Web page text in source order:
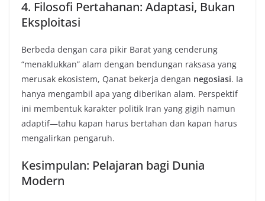
4. Filosofi Pertahanan: Adaptasi, Bukan
Eksploitasi
Berbeda dengan cara pikir Barat yang cenderung
“menaklukkan” alam dengan bendungan raksasa yang
merusak ekosistem, Qanat bekerja dengan negosiasi. Ia
hanya mengambil apa yang diberikan alam. Perspektif
ini membentuk karakter politik Iran yang gigih namun
adaptif—tahu kapan harus bertahan dan kapan harus
mengalirkan pengaruh.
Kesimpulan: Pelajaran bagi Dunia
Modern